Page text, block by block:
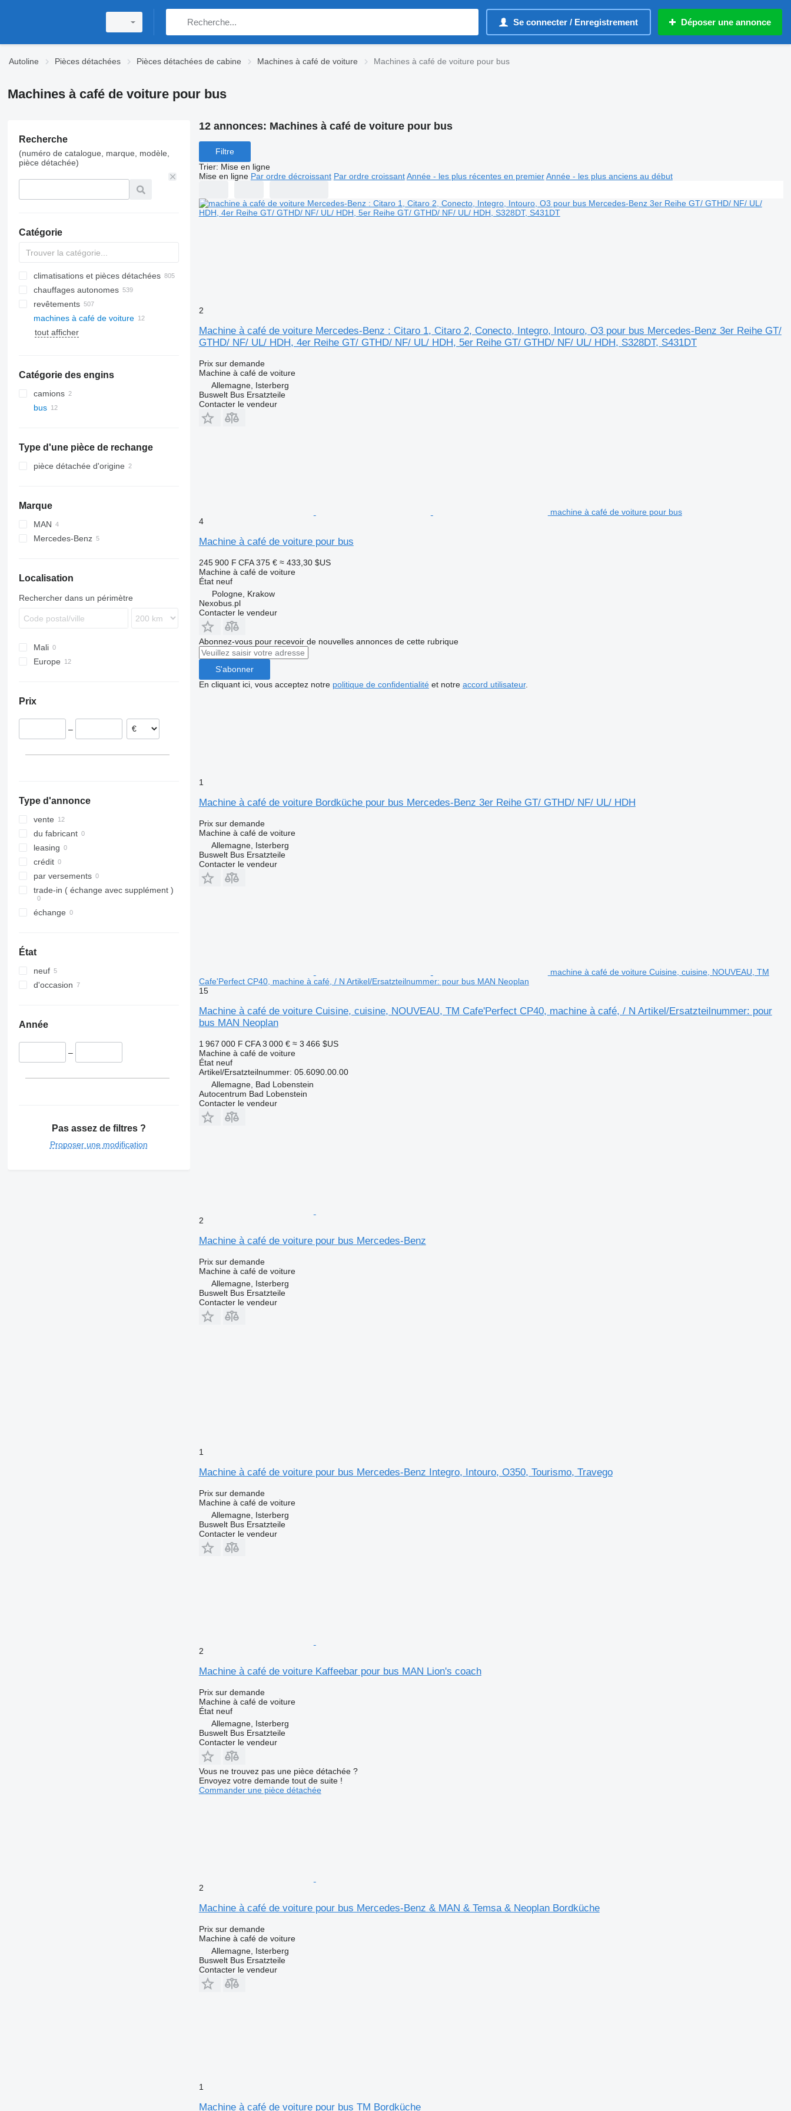
Se connecter / Enregistrement Déposer une annonce
Autoline Pièces détachées Pièces détachées de cabine Machines à café de voiture Machines à café de voiture pour bus
Machines à café de voiture pour bus
Recherche
(numéro de catalogue, marque, modèle,
pièce détachée)
Catégorie
climatisations et pièces détachées
radiateurs de climatisation
flexibles de climatisation
compresseurs de climatisation
climatiseurs
chauffages autonomes
revêtements
vitres latérales
lunettes arrières
machines à café de voiture
tout afficher
Catégorie des engins
camions
bus
Type d'une pièce de rechange
pièce détachée d'origine
Marque
MAN
Lion's series
Mercedes-Benz
Integro
Intouro
O-series
S-Class
Travego
Localisation
Rechercher dans un périmètre
Mali
Europe
Prix
–
Type d'annonce
vente
du fabricant
leasing
crédit
par versements
trade-in ( échange avec supplément )
échange
État
neuf
d'occasion
Année
–
Pas assez de filtres ?
Proposer une modification
12 annonces: Machines à café de voiture pour bus
Filtre
Trier: Mise en ligne
Mise en ligne Par ordre décroissant Par ordre croissant Année - les plus récentes en premier Année - les plus anciens au début
2
Machine à café de voiture Mercedes-Benz : Citaro 1, Citaro 2, Conecto, Integro, Intouro, O3 pour bus Mercedes-Benz 3er Reihe GT/
GTHD/ NF/ UL/ HDH, 4er Reihe GT/ GTHD/ NF/ UL/ HDH, 5er Reihe GT/ GTHD/ NF/ UL/ HDH, S328DT, S431DT
Prix sur demande
Machine à café de voiture
Allemagne, Isterberg
Buswelt Bus Ersatzteile
Contacter le vendeur
machine à café de voiture pour bus
4
Machine à café de voiture pour bus
245 900 F CFA 375 € ≈ 433,30 $US
Machine à café de voiture
Étatneuf
Pologne, Krakow
Nexobus.pl
Contacter le vendeur
Abonnez-vous pour recevoir de nouvelles annonces de cette rubrique
S'abonner
En cliquant ici, vous acceptez notre politique de confidentialitéet notre accord utilisateur.
1
Machine à café de voiture Bordküche pour bus Mercedes-Benz 3er Reihe GT/ GTHD/ NF/ UL/ HDH
Prix sur demande
Machine à café de voiture
Allemagne, Isterberg
Buswelt Bus Ersatzteile
Contacter le vendeur
machine à café de voiture Cuisine, cuisine, NOUVEAU, TM
Cafe'Perfect CP40, machine à café, / N Artikel/Ersatzteilnummer: pour bus MAN Neoplan
15
Machine à café de voiture Cuisine, cuisine, NOUVEAU, TM Cafe'Perfect CP40, machine à café, / N Artikel/Ersatzteilnummer: pour
bus MAN Neoplan
1 967 000 F CFA 3 000 € ≈ 3 466 $US
Machine à café de voiture
Étatneuf
Artikel/Ersatzteilnummer: 05.6090.00.00
Allemagne, Bad Lobenstein
Autocentrum Bad Lobenstein
Contacter le vendeur
2
Machine à café de voiture pour bus Mercedes-Benz
Prix sur demande
Machine à café de voiture
Allemagne, Isterberg
Buswelt Bus Ersatzteile
Contacter le vendeur
1
Machine à café de voiture pour bus Mercedes-Benz Integro, Intouro, O350, Tourismo, Travego
Prix sur demande
Machine à café de voiture
Allemagne, Isterberg
Buswelt Bus Ersatzteile
Contacter le vendeur
2
Machine à café de voiture Kaffeebar pour bus MAN Lion's coach
Prix sur demande
Machine à café de voiture
Étatneuf
Allemagne, Isterberg
Buswelt Bus Ersatzteile
Contacter le vendeur
Vous ne trouvez pas une pièce détachée ?
Envoyez votre demande tout de suite !
Commander une pièce détachée
2
Machine à café de voiture pour bus Mercedes-Benz & MAN & Temsa & Neoplan Bordküche
Prix sur demande
Machine à café de voiture
Allemagne, Isterberg
Buswelt Bus Ersatzteile
Contacter le vendeur
1
Machine à café de voiture pour bus TM Bordküche